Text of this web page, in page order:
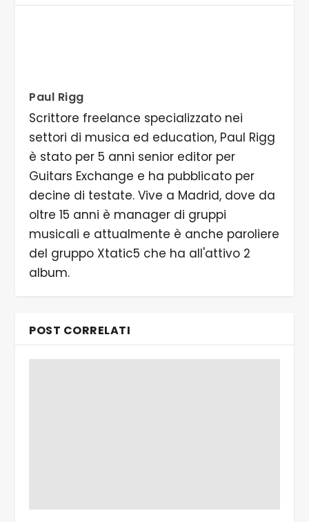
Paul Rigg
Scrittore freelance specializzato nei
settori di musica ed education, Paul Rigg
è stato per 5 anni senior editor per
Guitars Exchange e ha pubblicato per
decine di testate. Vive a Madrid, dove da
oltre 15 anni è manager di gruppi
musicali e attualmente è anche paroliere
del gruppo Xtatic5 che ha all'attivo 2
album.
POST CORRELATI